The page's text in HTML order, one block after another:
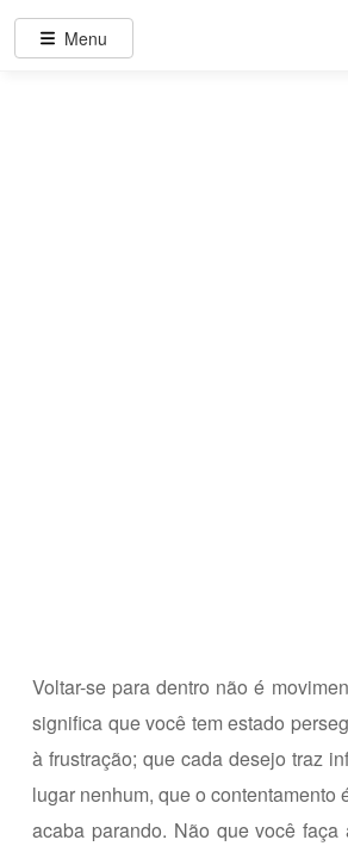
Voltar-se para dentro não é
significa que você tem estado
à frustração; que cada desejo traz
lugar nenhum, que o
acaba parando. Não que você
Menu